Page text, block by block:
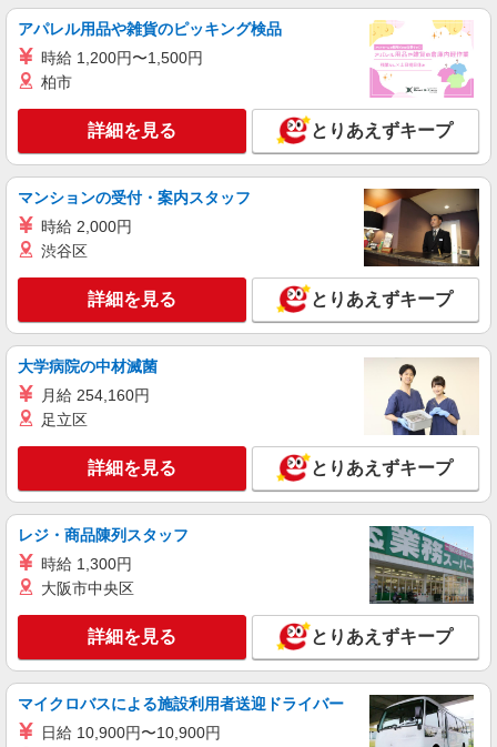
紹介予定派遣
株式会社シエロ
時給1400〜1600円（経験・能力による） ※残
業代支給 ★交通費別途支給（規定あり） ゜
+゜・。○。・゜+゜・。○。・゜+゜ 入社祝い金10
万円支給(規定有) お友達を紹介頂くと, インセンテ
ィブ支給(規定有) ★月2回払い・週払い可能（規程
有）★ ゜・。○。・゜+゜・。○。・゜+゜
愛知県岡崎市の携帯ショップ
詳細を見る
派遣社員
【au】の携帯販売スタッフ
時給1400〜1600円（経験・能力による） ※残
業代支給 ★交通費別途支給（規定あり） ゜
+゜・。○。・゜+゜・。○。・゜+゜ 入社祝い金10
有）★ ゜・。○。・゜+゜・。○。・゜+゜
詳細を見る
株式会社シエロ
スマホ携帯販売【エーユー】
月給273200円 ※研修期間6か月・時給1550円
※残業代支給 ★交通費別途支給（規定あり） ゜
+゜・。○。・゜+゜・。○。・゜+゜ 入社祝い金10
万円支給(規定有) お友達を紹介頂くと, インセンテ
ィブ支給(規定有) ゜・。○。・゜+゜・。○。・゜
+゜
キープ 詳細を見る
アパレル用品や雑貨のピッキング検品
時給 1,200円〜1,500円
柏市
詳細を見る とりあえずキープ
マンションの受付・案内スタッフ
時給 2,000円
渋谷区
詳細を見る とりあえずキープ
大学病院の中材滅菌
月給 254,160円
足立区
詳細を見る とりあえずキープ
レジ・商品陳列スタッフ
時給 1,300円
大阪市中央区
詳細を見る とりあえずキープ
マイクロバスによる施設利用者送迎ドライバー
日給 10,900円〜10,900円